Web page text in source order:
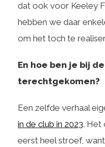
dat ook voor Keeley
hebben we daar
om het toch te
En hoe ben je bij
terechtgekomen?
Een zelfde verhaal
in de club in 2023. Het
eerst heel stroef,